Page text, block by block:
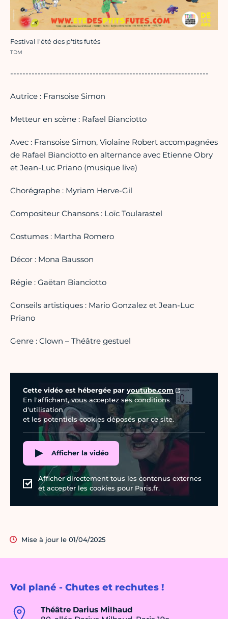
Vol plané - Chutes et rechutes !
Théâtre Darius Milhaud
Festival l'été des p'tits futés
Crédit photo :
TDM
-----------------------------------------------------------------
Autrice : Fransoise Simon
Metteur en scène : Rafael Bianciotto
Avec : Fransoise Simon, Violaine Robert accompagnées
de Rafael Bianciotto en alternance avec Etienne Obry
et Jean-Luc Priano (musique live)
Chorégraphe : Myriam Herve-Gil
Compositeur Chansons : Loïc Toularastel
Costumes : Martha Romero
Décor : Mona Bausson
Régie : Gaëtan Bianciotto
Conseils artistiques : Mario Gonzalez et Jean-Luc
Priano
Genre : Clown – Théâtre gestuel
Cette vidéo est hébergée par youtube.com
En l'affichant, vous acceptez ses conditions
d'utilisation
et les potentiels cookies déposés par ce site.
Afficher la vidéo
Afficher directement tous les contenus externes
et accepter les cookies pour Paris.fr.
Mise à jour le 01/04/2025